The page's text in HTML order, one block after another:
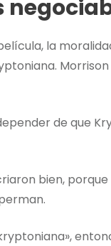
la
Morrison
de que
bien, porque